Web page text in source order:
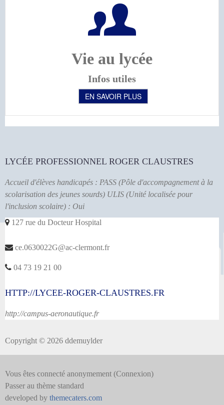
Vie au lycée
Infos utiles
EN SAVOIR PLUS
LYCÉE PROFESSIONNEL ROGER CLAUSTRES
Accueil d'élèves handicapés : PASS (Pôle d'accompagnement à la
scolarisation des jeunes sourds) ULIS (Unité localisée pour
l'inclusion scolaire) : Oui
127 rue du Docteur Hospital
ce.0630022G@ac-clermont.fr
04 73 19 21 00
HTTP://LYCEE-ROGER-CLAUSTRES.FR
http://campus-aeronautique.fr
Copyright © 2026 ddemuylder
Vous êtes connecté anonymement (Connexion)
Passer au thème standard
developed by themecaters.com